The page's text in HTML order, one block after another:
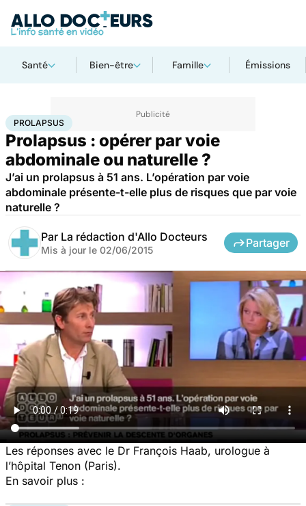
Santé Bien-être Famille Émissions
AccueilSantéProlapsus
PROLAPSUS
Prolapsus : opérer par voie
abdominale ou naturelle ?
J’ai un prolapsus à 51 ans. L’opération par voie
abdominale présente-t-elle plus de risques que par voie
naturelle ?
Par La rédaction d'Allo Docteurs
Mis à jour le 02/06/2015
Partager
Les réponses avec le Dr François Haab, urologue à
l’hôpital Tenon (Paris).
En savoir plus :